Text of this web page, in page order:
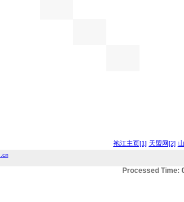
袍江主页[1] 天盟网[2]
Processed Time: